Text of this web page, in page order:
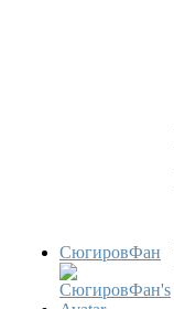
СюгировФан